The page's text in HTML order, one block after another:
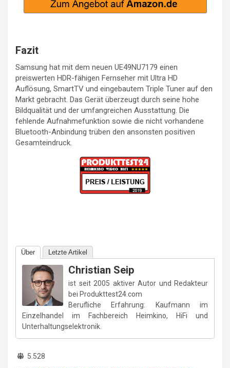
Fazit
Samsung hat mit dem neuen UE49NU7179 einen
preiswerten HDR-fähigen Fernseher mit Ultra HD
Auflösung, SmartTV und eingebautem Triple Tuner auf den
Markt gebracht. Das Gerät überzeugt durch seine hohe
Bildqualität und der umfangreichen Ausstattung. Die
fehlende Aufnahmefunktion sowie die nicht vorhandene
Bluetooth-Anbindung trüben den ansonsten positiven
Gesamteindruck.
Über Letzte Artikel
Christian Seip
ist seit 2005 aktiver Autor und Redakteur
bei Produkttest24.com
Berufliche Erfahrung: Kaufmann im
Einzelhandel im Fachbereich Heimkino, HiFi und
Unterhaltungselektronik.
5.528